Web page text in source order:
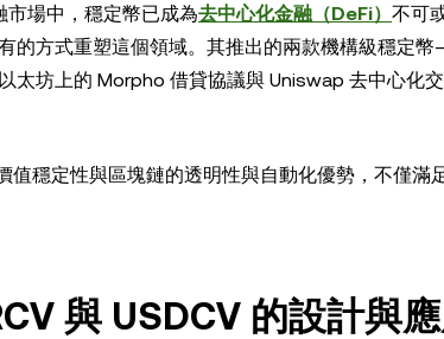
場中，穩定幣已成為去中心化金融（DeFi） 不可
有的方式重塑這個領域。其推出的兩款機構級穩定
太坊上的 Morpho 借貸協議與 Uniswap 去中心化
值穩定性與區塊鏈的透明性與自動化優勢，不僅滿
與 USDCV 的設計與